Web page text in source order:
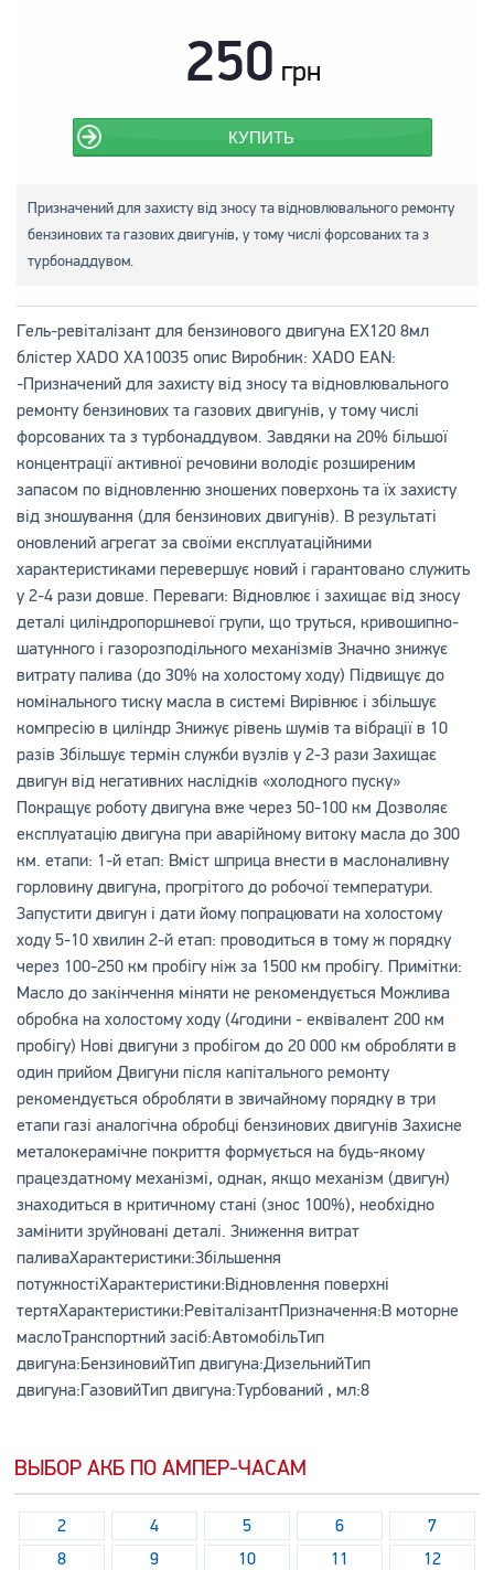
250 грн
КУПИТЬ
Призначений для захисту від зносу та відновлювального ремонту
бензинових та газових двигунів, у тому числі форсованих та з
турбонаддувом.
Гель-ревіталізант для бензинового двигуна EX120 8мл
блістер XADO XA10035 опис Виробник: XADO EAN:
-Призначений для захисту від зносу та відновлювального
ремонту бензинових та газових двигунів, у тому числі
форсованих та з турбонаддувом. Завдяки на 20% більшої
концентрації активної речовини володіє розширеним
запасом по відновленню зношених поверхонь та їх захисту
від зношування (для бензинових двигунів). В результаті
оновлений агрегат за своїми експлуатаційними
характеристиками перевершує новий і гарантовано служить
у 2-4 рази довше. Переваги: ​​Відновлює і захищає від зносу
деталі циліндропоршневої групи, що труться, кривошипно-
шатунного і газорозподільного механізмів Значно знижує
витрату палива (до 30% на холостому ходу) Підвищує до
номінального тиску масла в системі Вирівнює і збільшує
компресію в циліндр Знижує рівень шумів та вібрації в 10
разів Збільшує термін служби вузлів у 2-3 рази Захищає
двигун від негативних наслідків «холодного пуску»
Покращує роботу двигуна вже через 50-100 км Дозволяє
експлуатацію двигуна при аварійному витоку масла до 300
км. етапи: 1-й етап: Вміст шприца внести в маслоналивну
горловину двигуна, прогрітого до робочої температури.
Запустити двигун і дати йому попрацювати на холостому
ходу 5-10 хвилин 2-й етап: проводиться в тому ж порядку
через 100-250 км пробігу ніж за 1500 км пробігу. Примітки:
Масло до закінчення міняти не рекомендується Можлива
обробка на холостому ходу (4години - еквівалент 200 км
пробігу) Нові двигуни з пробігом до 20 000 км обробляти в
один прийом Двигуни після капітального ремонту
рекомендується обробляти в звичайному порядку в три
етапи газі аналогічна обробці бензинових двигунів Захисне
металокерамічне покриття формується на будь-якому
працездатному механізмі, однак, якщо механізм (двигун)
знаходиться в критичному стані (знос 100%), необхідно
замінити зруйновані деталі. Зниження витрат
паливаХарактеристики:Збільшення
потужностіХарактеристики:Відновлення поверхні
тертяХарактеристики:РевіталізантПризначення:В моторне
маслоТранспортний засіб:АвтомобільТип
двигуна:БензиновийТип двигуна:ДизельнийТип
двигуна:ГазовийТип двигуна:Турбований , мл:8
ВЫБОР АКБ ПО АМПЕР-ЧАСАМ
2 4 5 6
7
8
9 10 11 12